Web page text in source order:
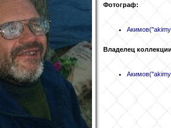
Фотограф:
Акимов
Владелец
Акимов